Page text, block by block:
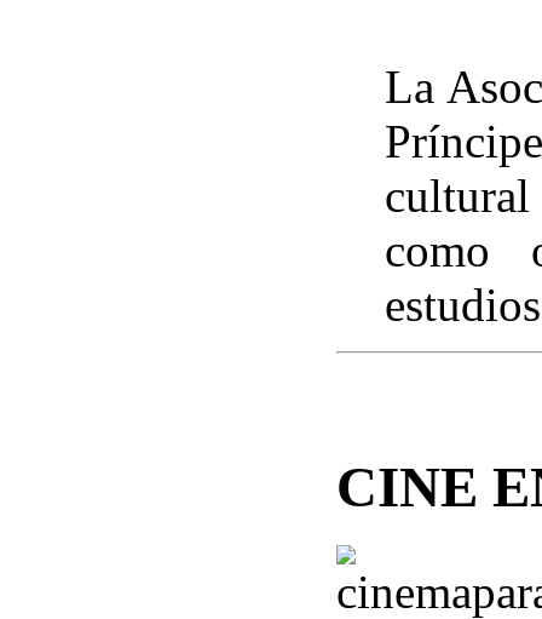
La
como
CINE